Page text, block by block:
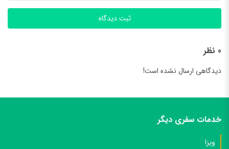
ثبت دیدگاه
0 نظر
دیدگاهی ارسال نشده است!
خدمات سفری دیگر
ویزا